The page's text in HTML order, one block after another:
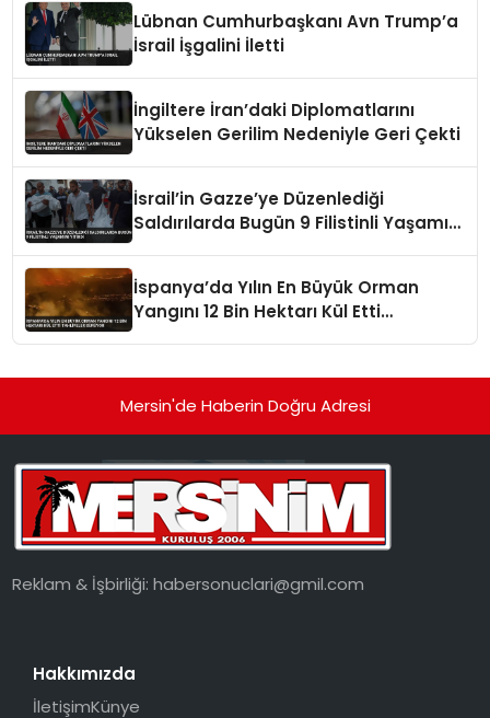
Lübnan Cumhurbaşkanı Avn Trump’a
İsrail İşgalini İletti
İngiltere İran’daki Diplomatlarını
Yükselen Gerilim Nedeniyle Geri Çekti
İsrail’in Gazze’ye Düzenlediği
Saldırılarda Bugün 9 Filistinli Yaşamını
İspanya’da Yılın En Büyük Orman
Yangını 12 Bin Hektarı Kül Etti
Mersin'de Haberin Doğru Adresi
Reklam & İşbirliği:habersonuclari@gmil.com
Hakkımızda
İletişimKünye